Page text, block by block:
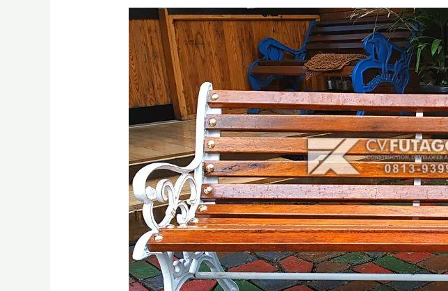
Bangku
Taman
Besi
Berkualitas
Tinggi